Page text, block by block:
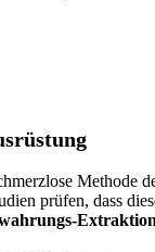
Methode
prüfen, dass